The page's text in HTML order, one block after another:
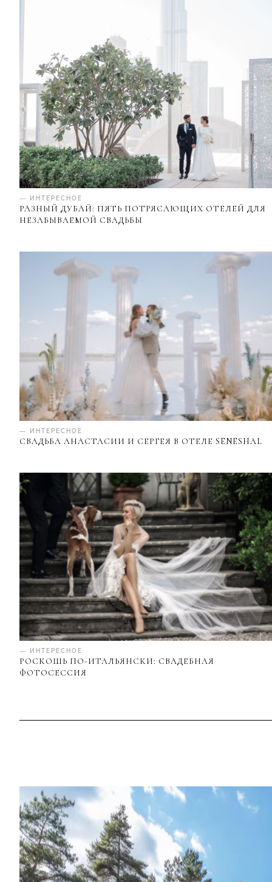
— ИНТЕРЕСНОЕ
РАЗНЫЙ ДУБАЙ: ПЯТЬ ПОТРЯСАЮЩИХ ОТЕЛЕЙ ДЛЯ
НЕЗАБЫВАЕМОЙ СВАДЬБЫ
— ИНТЕРЕСНОЕ
СВАДЬБА АНАСТАСИИ И СЕРГЕЯ В ОТЕЛЕ SENESHAL
— ИНТЕРЕСНОЕ
РОСКОШЬ ПО-ИТАЛЬЯНСКИ: СВАДЕБНАЯ
ФОТОСЕССИЯ